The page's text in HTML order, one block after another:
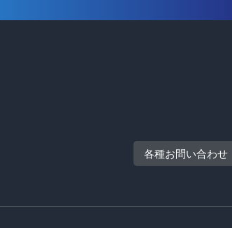
各種お問い合わせ